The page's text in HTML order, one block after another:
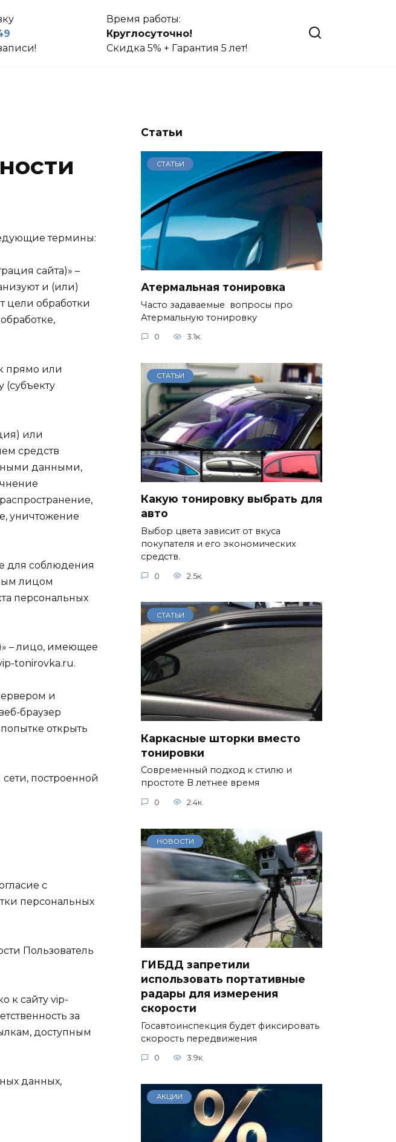
Время работы:
Круглосуточно!
Скидка 5% + Гарантия 5 лет!
термины:
сайта)» –
и (или)
цели обработки
прямо или
или
средств
данными,
уничтожение
для соблюдения
лицом
персональных
– лицо, имеющее
tonirovka.ru.
и
браузер
открыть
построенной
с
персональных
Пользователь
к сайту vip-
за
доступным
данных,
Статьи
СТАТЬИ
Атермальная тонировка
Часто задаваемые вопросы про
Атермальную тонировку
0 3.1к.
СТАТЬИ
Какую тонировку выбрать для
авто
Выбор цвета зависит от вкуса
покупателя и его экономических
средств.
0 2.5к.
СТАТЬИ
Каркасные шторки вместо
тонировки
Современный подход к стилю и
простоте В летнее время
0 2.4к.
НОВОСТИ
ГИБДД запретили
использовать портативные
радары для измерения
скорости
Госавтоинспекция будет фиксировать
скорость передвижения
0 3.9к.
АКЦИИ